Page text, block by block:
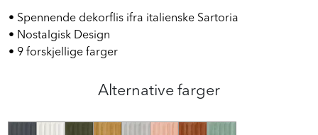
• Spennende dekorflis ifra italienske Sartoria
• Nostalgisk Design
• 9 forskjellige farger
Alternative farger